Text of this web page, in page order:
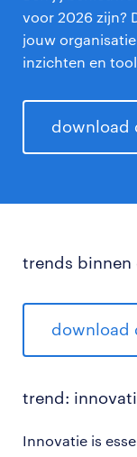
voor 2026 zijn?
jouw
inzichten en
download
trends binnen
download
trend:
Innovatie is